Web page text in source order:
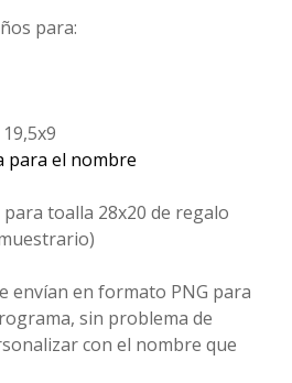
para:
para el nombre
toalla 28x20 de regalo
envían en formato PNG para
sin problema de
con el nombre que